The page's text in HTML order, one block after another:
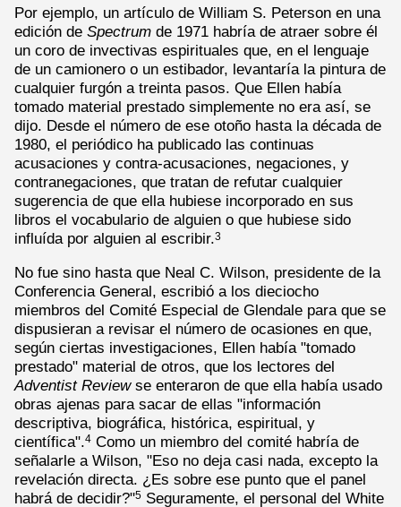
Por ejemplo, un artículo de William S. Peterson en una
edición de Spectrum de 1971 habría de atraer sobre él
un coro de invectivas espirituales que, en el lenguaje
de un camionero o un estibador, levantaría la pintura de
cualquier furgón a treinta pasos. Que Ellen había
tomado material prestado simplemente no era así, se
dijo. Desde el número de ese otoño hasta la década de
1980, el periódico ha publicado las continuas
acusaciones y contra-acusaciones, negaciones, y
contranegaciones, que tratan de refutar cualquier
sugerencia de que ella hubiese incorporado en sus
libros el vocabulario de alguien o que hubiese sido
influída por alguien al escribir.3
No fue sino hasta que Neal C. Wilson, presidente de la
Conferencia General, escribió a los dieciocho
miembros del Comité Especial de Glendale para que se
dispusieran a revisar el número de ocasiones en que,
según ciertas investigaciones, Ellen había "tomado
prestado" material de otros, que los lectores del
Adventist Reviewse enteraron de que ella había usado
obras ajenas para sacar de ellas "información
descriptiva, biográfica, histórica, espiritual, y
científica".4 Como un miembro del comité habría de
señalarle a Wilson, "Eso no deja casi nada, excepto la
revelación directa. ¿Es sobre ese punto que el panel
habrá de decidir?"5 Seguramente, el personal del White